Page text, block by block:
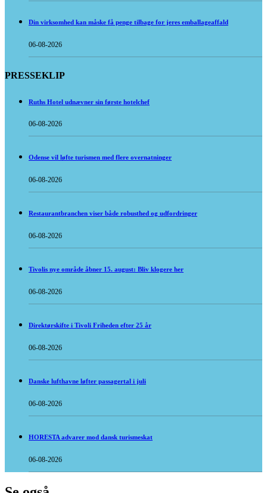
Din virksomhed kan måske få penge tilbage for jeres emballageaffald
06-08-2026
PRESSEKLIP
Ruths Hotel udnævner sin første hotelchef
06-08-2026
Odense vil løfte turismen med flere overnatninger
06-08-2026
Restaurantbranchen viser både robusthed og udfordringer
06-08-2026
Tivolis nye område åbner 15. august: Bliv klogere her
06-08-2026
Direktørskifte i Tivoli Friheden efter 25 år
06-08-2026
Danske lufthavne løfter passagertal i juli
06-08-2026
HORESTA advarer mod dansk turismeskat
06-08-2026